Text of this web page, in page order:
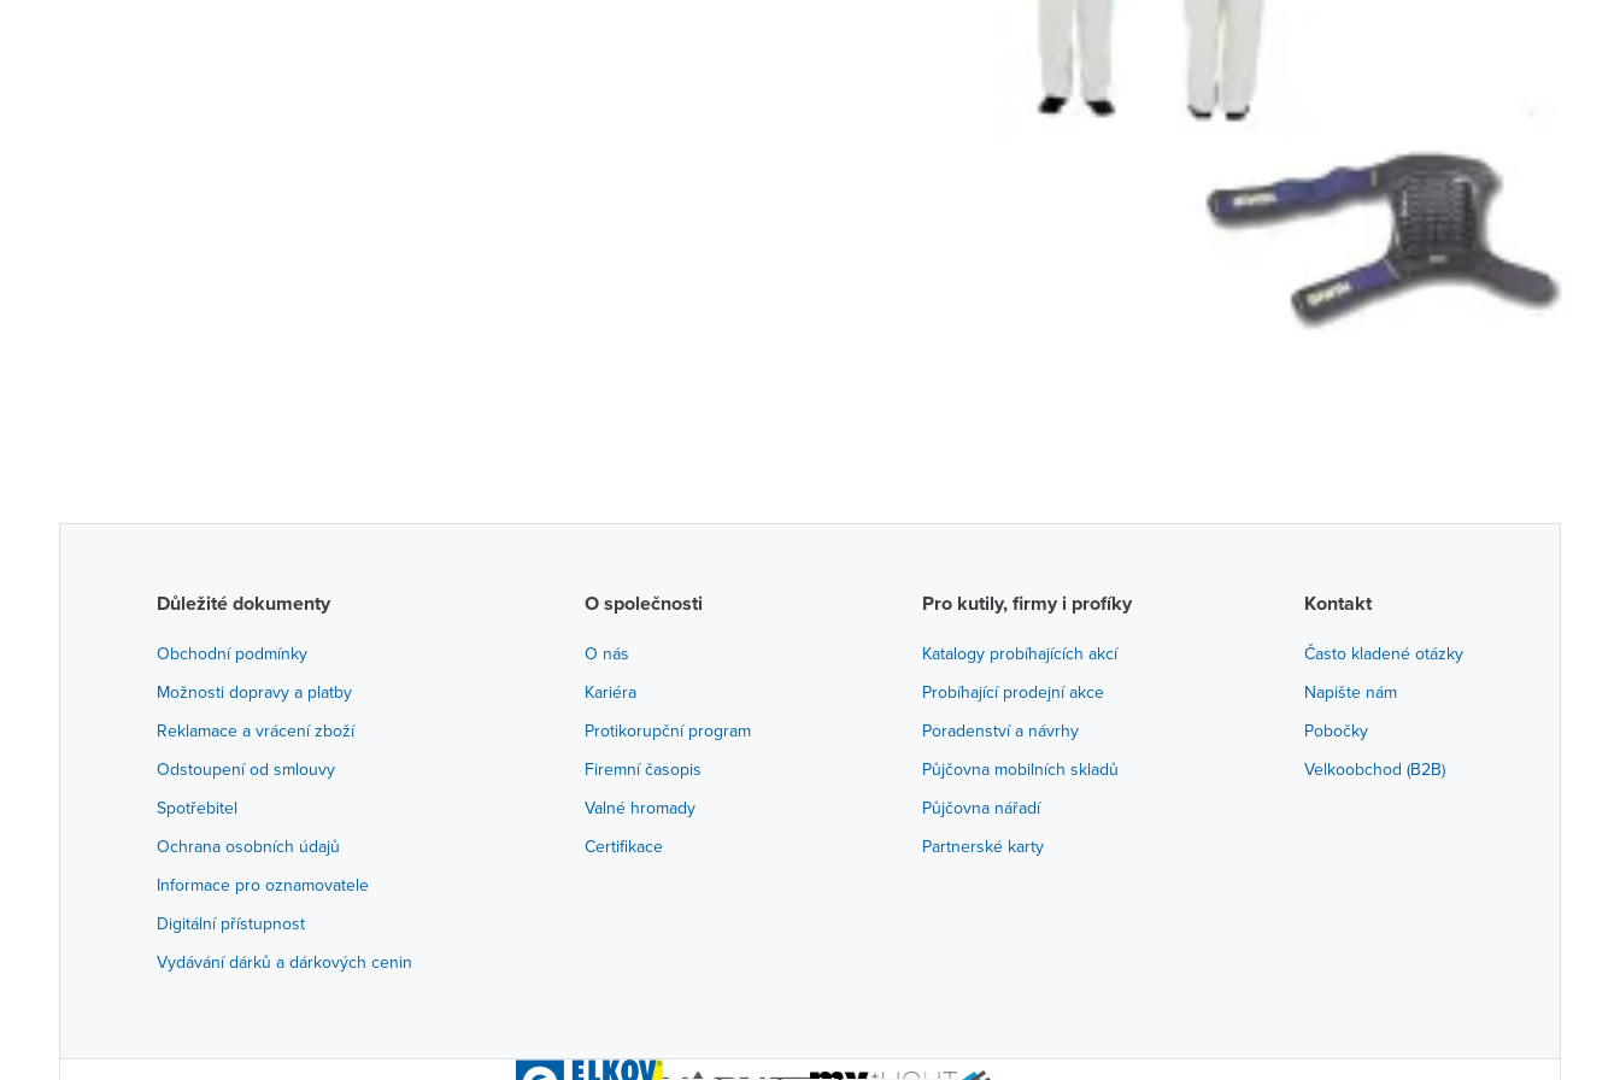
Důležité dokumenty
Obchodní podmínky
Možnosti dopravy a platby
Reklamace a vrácení zboží
Odstoupení od smlouvy
Spotřebitel
Ochrana osobních údajů
Informace pro oznamovatele
Digitální přístupnost
Vydávání dárků a dárkových cenin
O společnosti
O nás
Kariéra
Protikorupční program
Firemní časopis
Valné hromady
Certifikace
Pro kutily, firmy i profíky
Katalogy probíhajících akcí
Probíhající prodejní akce
Poradenství a návrhy
Půjčovna mobilních skladů
Půjčovna nářadí
Partnerské karty
Kontakt
Často kladené otázky
Napište nám
Pobočky
Velkoobchod (B2B)